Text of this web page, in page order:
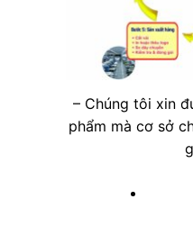
– Chúng tôi xin
phẩm mà cơ sở